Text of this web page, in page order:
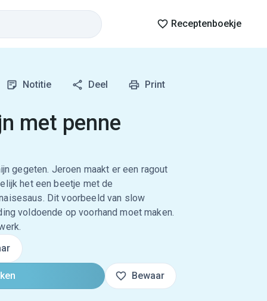
Receptenboekje
Notitie Deel Print
met penne
gegeten. Jeroen maakt er een ragout
het een beetje met de
Dit voorbeeld van slow
voldoende op voorhand moet maken.
Bewaar